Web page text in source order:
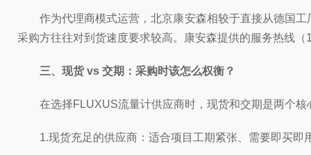
作为代理商模式运营，北京康安森相较于直接从德国工
采购方往往对到货速度要求较高。康安森提供的服务热线
三、现货 vs 交期：采购时该怎么权衡？
在选择FLUXUS流量计供应商时，现货和交期是两个核
1.现货充足的供应商：适合项目工期紧张、需要即买即